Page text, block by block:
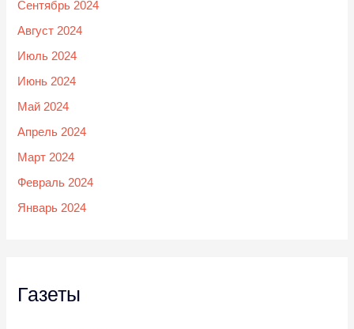
Сентябрь 2024
Август 2024
Июль 2024
Июнь 2024
Май 2024
Апрель 2024
Март 2024
Февраль 2024
Январь 2024
Газеты